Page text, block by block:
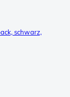
schwarz,